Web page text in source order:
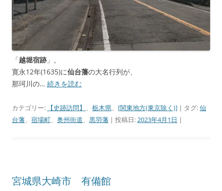
「越堀宿跡 」。
寛永12年(1635)に仙台藩の大名行列が、
那珂川の… 続きを読む
カテゴリー: 【史跡訪問】 、 栃木県、 [関東地方(東京除く)] | タグ:仙
台藩、 宿場町、 奥州街道、 黒羽藩 | 投稿日:2023年4月1日 |
宮城県大崎市 有備館